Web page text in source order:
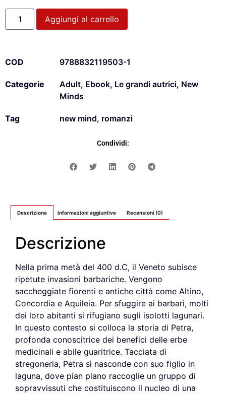
Aggiungi al carrello
COD 9788832119503-1
Categorie Adult, Ebook, Le grandi autrici, New
Minds
Tag new mind, romanzi
Condividi:
Descrizione Informazioni aggiuntive Recensioni (0)
Descrizione
Nella prima metà del 400 d.C, il Veneto subisce
ripetute invasioni barbariche. Vengono
saccheggiate fiorenti e antiche città come Altino,
Concordia e Aquileia. Per sfuggire ai barbari, molti
dei loro abitanti si rifugiano sugli isolotti lagunari.
In questo contesto si colloca la storia di Petra,
profonda conoscitrice dei benefici delle erbe
medicinali e abile guaritrice. Tacciata di
stregoneria, Petra si nasconde con suo figlio in
laguna, dove pian piano raccoglie un gruppo di
sopravvissuti che costituiscono il nucleo di una